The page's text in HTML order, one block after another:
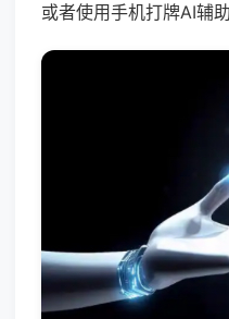
或者使用手机打牌AI辅